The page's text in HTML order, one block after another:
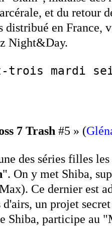
et du retour
distribué en France,
Night&Day.
trois mardi
7 Trash #5 » (
des séries filles les
". On y met Shiba,
Ce dernier est
d'airs, un projet
Shiba, participe au